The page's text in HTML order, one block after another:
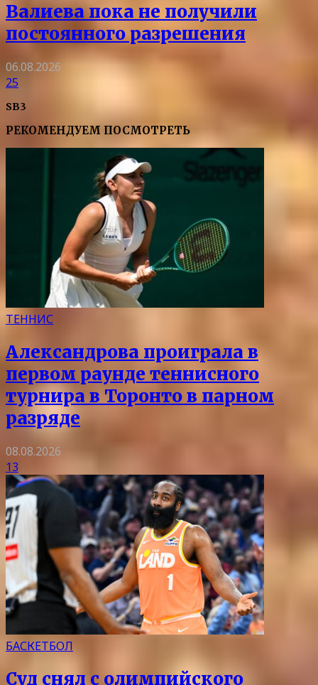
Валиева пока не получили
постоянного разрешения
06.08.2026
25
SB3
РЕКОМЕНДУЕМ ПОСМОТРЕТЬ
ТЕННИС
Александрова проиграла в
первом раунде теннисного
турнира в Торонто в парном
разряде
08.08.2026
13
БАСКЕТБОЛ
Суд снял с олимпийского